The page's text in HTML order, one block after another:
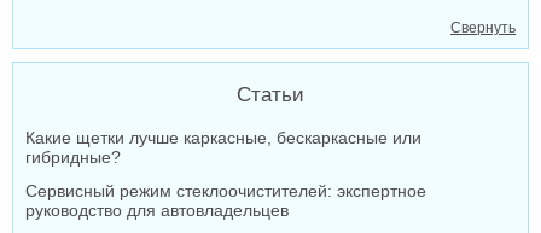
Свернуть
Статьи
Какие щетки лучше каркасные, бескаркасные или
гибридные?
Сервисный режим стеклоочистителей: экспертное
руководство для автовладельцев